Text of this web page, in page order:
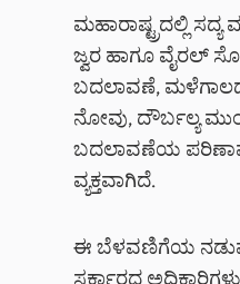
ಮಹಾರಾಷ್ಟ್ರದಲ್ಲಿ
ಜ್ವರ ಹಾಗೂ ವೈರಲ್
ಬದಲಾವಣೆ, ಮಳೆಗಾಲದ
ನೋವು, ದೌರ್ಬಲ್ಯ
ಬದಲಾವಣೆಯ
ವ್ಯಕ್ತವಾಗಿದೆ.
ಈ ಬೆಳವಣಿಗೆಯ